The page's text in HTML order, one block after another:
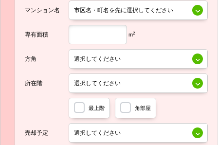
マンション名
専有面積 m2
方角
所在階
最上階 角部屋
売却予定